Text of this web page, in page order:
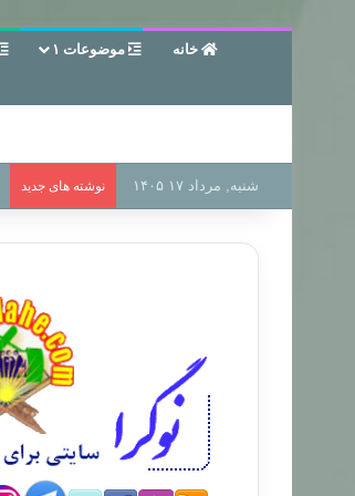
خانه موضوعات ۱
شنبه, مرداد ۱۷ ۱۴۰۵ نوشته های جدید